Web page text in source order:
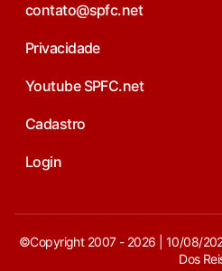
contato@spfc.net
Privacidade
Youtube SPFC.net
Cadastro
Login
©Copyright 2007 - 2026 | 10/08/
Dos